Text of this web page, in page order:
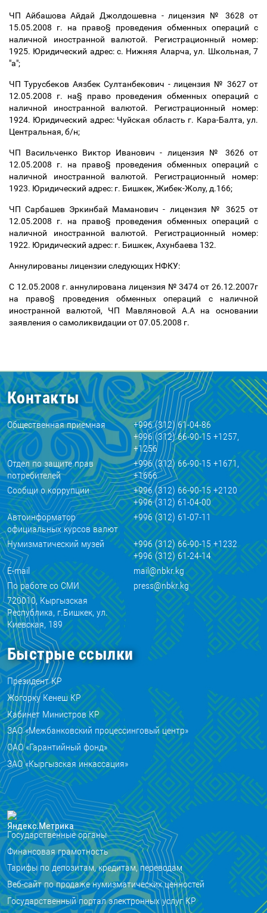
ЧП Айбашова Айдай Джолдошевна - лицензия № 3628 от
15.05.2008 г. на право§ проведения обменных операций с
наличной иностранной валютой. Регистрационный номер:
1925. Юридический адрес: с. Нижняя Аларча, ул. Школьная, 7
"а";
ЧП Турусбеков Аязбек Султанбекович - лицензия № 3627 от
12.05.2008 г. на§ право проведения обменных операций с
наличной иностранной валютой. Регистрационный номер:
1924. Юридический адрес: Чуйская область г. Кара-Балта, ул.
Центральная, б/н;
ЧП Васильченко Виктор Иванович - лицензия № 3626 от
12.05.2008 г. на право§ проведения обменных операций с
наличной иностранной валютой. Регистрационный номер:
1923. Юридический адрес: г. Бишкек, Жибек-Жолу, д.166;
ЧП Сарбашев Эркинбай Маманович - лицензия № 3625 от
12.05.2008 г. на право§ проведения обменных операций с
наличной иностранной валютой. Регистрационный номер:
1922. Юридический адрес: г. Бишкек, Ахунбаева 132.
Аннулированы лицензии следующих НФКУ:
С 12.05.2008 г. аннулирована лицензия № 3474 от 26.12.2007г
на право§ проведения обменных операций с наличной
иностранной валютой, ЧП Мавляновой А.А на основании
заявления о самоликвидации от 07.05.2008 г.
Контакты
Общественная приемная
+996 (312) 61-04-86
+996 (312) 66-90-15 +1257,
+1256
Отдел по защите прав
потребителей
+996 (312) 66-90-15 +1671,
+1666
Сообщи о коррупции
+996 (312) 66-90-15 +2120
+996 (312) 61-04-00
Автоинформатор
официальных курсов валют
+996 (312) 61-07-11
Нумизматический музей
+996 (312) 66-90-15 +1232
+996 (312) 61-24-14
E-mail
mail@nbkr.kg
По работе со СМИ
press@nbkr.kg
720010, Кыргызская
Республика, г.Бишкек, ул.
Киевская, 189
Быстрые ссылки
Президент КР
Жогорку Кенеш КР
Кабинет Министров КР
ЗАО «Межбанковский процессинговый центр»
ОАО «Гарантийный фонд»
ЗАО «Кыргызская инкассация»
Государственные органы
Финансовая грамотность
Тарифы по депозитам, кредитам, переводам
Веб-сайт по продаже нумизматических ценностей
Государственный портал электронных услуг КР